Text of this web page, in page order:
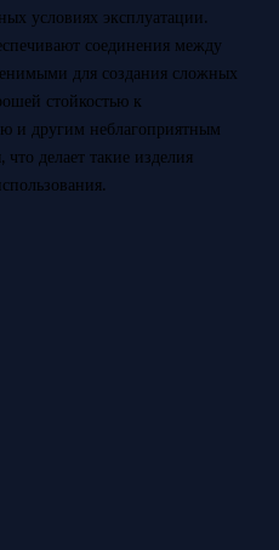
условиях эксплуатации.
соединения между
для создания сложных
стойкостью к
и другим неблагоприятным
делает такие изделия